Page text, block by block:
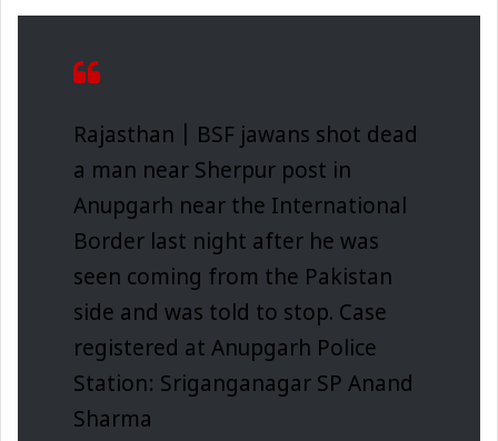
Rajasthan | BSF jawans shot dead
a man near Sherpur post in
Anupgarh near the International
Border last night after he was
seen coming from the Pakistan
side and was told to stop. Case
registered at Anupgarh Police
Station: Sriganganagar SP Anand
Sharma